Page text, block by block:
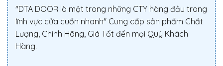
"DTA DOOR là một trong những CTY hàng đầu trong
lĩnh vực cửa cuốn nhanh" Cung cấp sản phẩm Chất
Lượng, Chính Hãng, Giá Tốt đến mọi Quý Khách
Hàng.